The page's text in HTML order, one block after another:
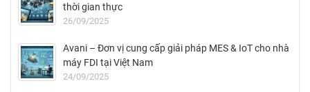
thời gian thực
26/09/2025
Avani – Đơn vị cung cấp giải pháp MES & IoT cho nhà
máy FDI tại Việt Nam
24/09/2025